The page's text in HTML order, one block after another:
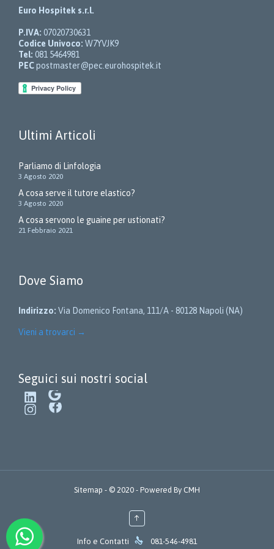
Euro Hospitek s.r.l.
P.IVA: 07020730631
Codice Univoco: W7YVJK9
Tel: 081 5464981
PECpostmaster@pec.eurohospitek.it
Ultimi Articoli
Parliamo di Linfologia
3 Agosto 2020
A cosa serve il tutore elastico?
3 Agosto 2020
A cosa servono le guaine per ustionati?
21 Febbraio 2021
Dove Siamo
Indirizzo: Via Domenico Fontana, 111/A - 80128 Napoli (NA)
Vieni a trovarci →
Seguici sui nostri social
LinkedIn Google
InstagramFacebook
Sitemap - © 2020 - Powered By CMH
↑
Info e Contatti  081-546-4981